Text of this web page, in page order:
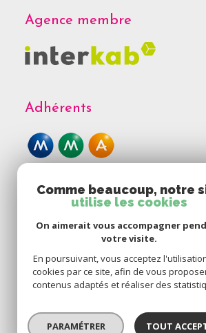
Agence membre
Adhérents
Nos honoraires Nos partenaires
© 2026 | Tous droits réservés
Comme beaucoup, notre
utilise les cookies
On aimerait vous accompagner
votre visite.
En poursuivant, vous acceptez
cookies par ce site, afin de vous
contenus adaptés et réaliser des
PARAMÉTRER TOUT